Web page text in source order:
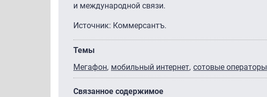
и международной связи.
Источник: Коммерсантъ.
Темы
Мегафон мобильный интернет сотовые операторы
Связанное содержимое